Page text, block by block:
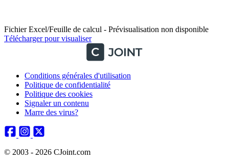
Fichier Excel/Feuille de calcul - Prévisualisation non disponible
Télécharger pour visualiser
Conditions générales d'utilisation
Politique de confidentialité
Politique des cookies
Signaler un contenu
Marre des virus?
© 2003 - 2026 CJoint.com